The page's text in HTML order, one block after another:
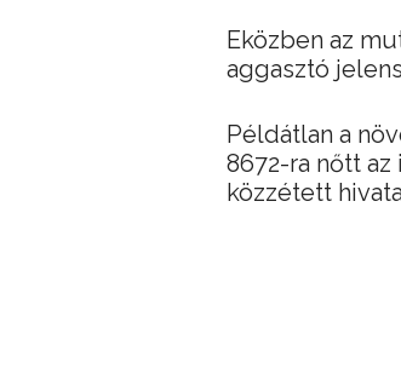
Eközben az
aggasztó
Példátlan a
8672-ra nőtt
közzétett